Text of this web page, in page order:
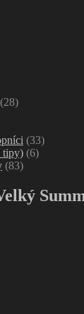
(28)
(33)
tipy) (6)
(83)